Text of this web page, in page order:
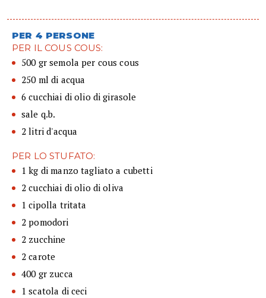
PER 4 PERSONE
PER IL COUS COUS:
500 gr semola per cous cous
250 ml di acqua
6 cucchiai di olio di girasole
sale q.b.
2 litri d'acqua
PER LO STUFATO:
1 kg di manzo tagliato a cubetti
2 cucchiai di olio di oliva
1 cipolla tritata
2 pomodori
2 zucchine
2 carote
400 gr zucca
1 scatola di ceci